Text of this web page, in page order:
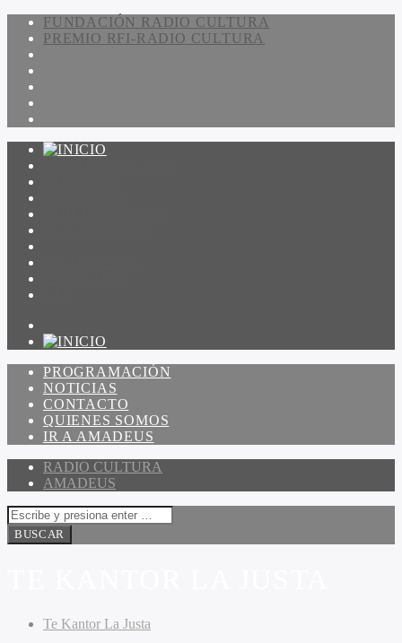
FUNDACIÓN RADIO CULTURA
PREMIO RFI-RADIO CULTURA
PROGRAMACIÓN
NOTICIAS
CONTACTO
QUIENES SOMOS
IR A AMADEUS
RADIO CULTURA
AMADEUS
Te Kantor La Justa